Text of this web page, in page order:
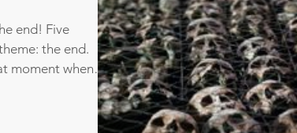
end! Five
the end.
moment when